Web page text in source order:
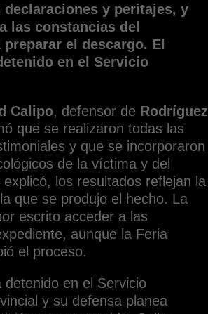
y peritajes, y
las constancias del
preparar el descargo. El
en el Servicio
Calipo, defensor de Rodríguez
que se realizaron todas las
y que se incorporaron
de la víctima y del
los resultados reflejan la
que se produjo el hecho. La
escrito acceder a las
aunque la Feria
el proceso.
detenido en el Servicio
y su defensa planea